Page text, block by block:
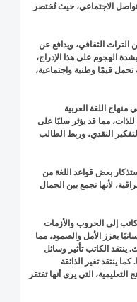
الاجتماعي، حيث تُختصر
التراث الثقافي، ويدافع عن
الهجوم على هذا الإدراج،
تحمل قيمًا وطنية واجتماعية،
منهاج اللغة العربية
مما قد يؤثر سلبًا على
النقدي، وربط الطالب
بعض قواعد اللغة من
لأنها تجمع بين الجمال
إلى الحروب والأزمات
يعزز الأمل والصمود، مما
ينتقد الكاتب تأثير وسائل
ينتقد تغير الذائقة
التي يرى أنها تفتقر